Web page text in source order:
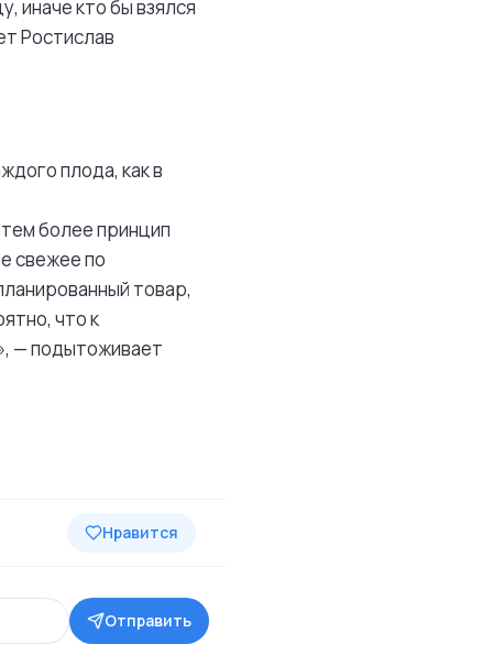
иначе кто бы взялся
Ростислав
плода, как в
более принцип
свежее по
товар,
что к
— подытоживает
Нравится
Отправить